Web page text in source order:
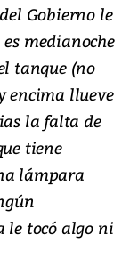
Gobierno le
medianoche
tanque (no
encima llueve
la falta de
tiene
lámpara
le tocó algo ni